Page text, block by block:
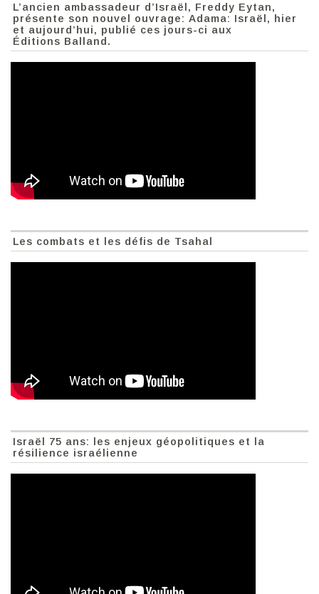
L’ancien ambassadeur d’Israël, Freddy Eytan,
présente son nouvel ouvrage: Adama: Israël, hier
et aujourd’hui, publié ces jours-ci aux
Éditions Balland.
Les combats et les défis de Tsahal
Israël 75 ans: les enjeux géopolitiques et la
résilience israélienne